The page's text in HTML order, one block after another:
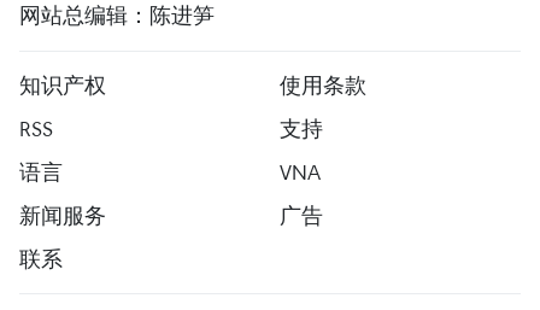
网站总编辑：陈进笋
知识产权
使用条款
RSS
支持
语言
VNA
新闻服务
广告
联系